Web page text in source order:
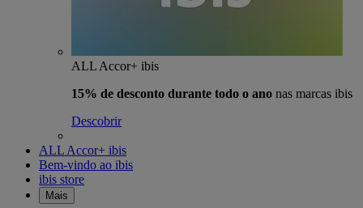
ALL Accor+ ibis
15% de desconto durante todo o ano nas marcas ibis
Descobrir
ALL Accor+ ibis
Bem-vindo ao ibis
ibis store
Mais